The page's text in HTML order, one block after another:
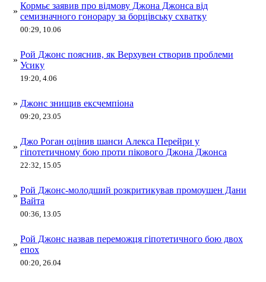
»
Кормьє заявив про відмову Джона Джонса від
семизначного гонорару за борцівську схватку
00:29, 10.06
»
Рой Джонс пояснив, як Верхувен створив проблеми
Усику
19:20, 4.06
» Джонс знищив ексчемпіона
09:20, 23.05
»
Джо Роган оцінив шанси Алекса Перейри у
гіпотетичному бою проти пікового Джона Джонса
22:32, 15.05
»
Рой Джонс-молодший розкритикував промоушен Дани
Вайта
00:36, 13.05
»
Рой Джонс назвав переможця гіпотетичного бою двох
епох
00:20, 26.04